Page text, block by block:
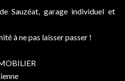
Sauzéat, garage individuel et
à ne pas laisser passer !